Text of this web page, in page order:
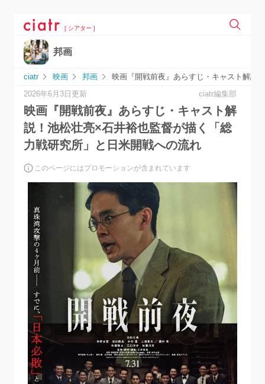
[ シアター ]
邦画
ciatr 映画 邦画 映画『開戦前夜』あらすじ・キャスト解説
2026年6月3日更新 ciatr編集部
映画『開戦前夜』あらすじ・キャスト解
説！池松壮亮×石井裕也監督が描く「総
力戦研究所」と日米開戦への流れ
このページにはプロモーションが含まれています